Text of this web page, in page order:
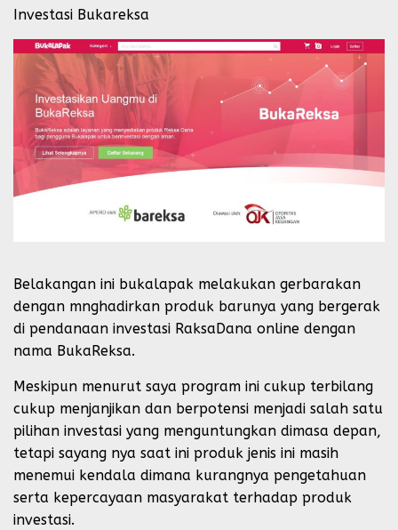
Investasi Bukareksa
Belakangan ini bukalapak melakukan gerbarakan
dengan mnghadirkan produk barunya yang bergerak
di pendanaan investasi RaksaDana online dengan
nama BukaReksa.
Meskipun menurut saya program ini cukup terbilang
cukup menjanjikan dan berpotensi menjadi salah satu
pilihan investasi yang menguntungkan dimasa depan,
tetapi sayang nya saat ini produk jenis ini masih
menemui kendala dimana kurangnya pengetahuan
serta kepercayaan masyarakat terhadap produk
investasi.